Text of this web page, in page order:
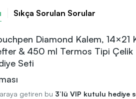
Sıkça Sorulan Sorular
Diamond Kalem, 14×21
& 450 ml Termos Tipi Çelik
Seti
araya getiren bu 3’lü VIP kutulu hediye